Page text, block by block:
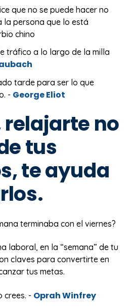
que no se puede hacer no
la persona que lo está
chino
tráfico a lo largo de la milla
tarde para ser lo que
- George Eliot
relajarte no
tus
te ayuda
terminaba con el viernes?
laboral, en la “semana” de tu
claves para convertirte en
tus metas.
crees. - Oprah Winfrey